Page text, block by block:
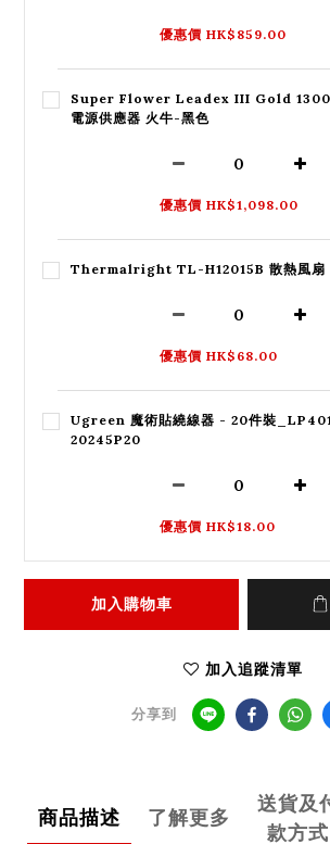
優惠價 HK$859.00
Super Flower Leadex III Gold
電源供應器 火牛-黑色
優惠價 HK$1,098.00
Thermalright TL-H12015B 散熱風扇
優惠價 HK$68.00
Ugreen 魔術貼繞線器 - 20件裝
20245P20
優惠價 HK$18.00
加入購物車
加入追蹤清單
分享到
商品描述 了解更多
送貨及
款方式